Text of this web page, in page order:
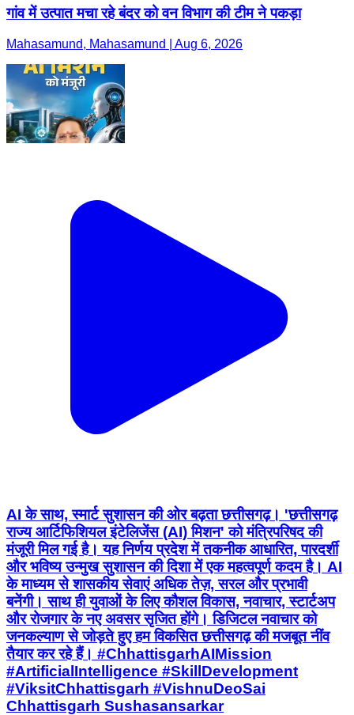
गांव में उत्पात मचा रहे बंदर को वन विभाग की टीम ने पकड़ा
Mahasamund, Mahasamund | Aug 6, 2026
AI के साथ, स्मार्ट सुशासन की ओर बढ़ता छत्तीसगढ़। 'छत्तीसगढ़
राज्य आर्टिफिशियल इंटेलिजेंस (AI) मिशन' को मंत्रिपरिषद की
मंजूरी मिल गई है। यह निर्णय प्रदेश में तकनीक आधारित, पारदर्शी
और भविष्य उन्मुख सुशासन की दिशा में एक महत्वपूर्ण कदम है। AI
के माध्यम से शासकीय सेवाएं अधिक तेज़, सरल और प्रभावी
बनेंगी। साथ ही युवाओं के लिए कौशल विकास, नवाचार, स्टार्टअप
और रोजगार के नए अवसर सृजित होंगे। डिजिटल नवाचार को
जनकल्याण से जोड़ते हुए हम विकसित छत्तीसगढ़ की मजबूत नींव
तैयार कर रहे हैं। #ChhattisgarhAIMission
#ArtificialIntelligence #SkillDevelopment
#ViksitChhattisgarh #VishnuDeoSai
Chhattisgarh Sushasansarkar